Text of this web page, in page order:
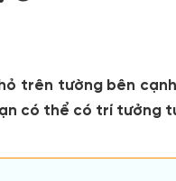
trên tường bên
có thể có trí tưởng